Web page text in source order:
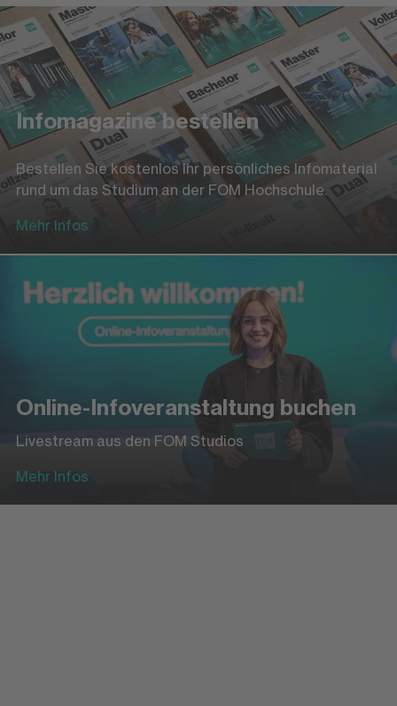
Infomagazine bestellen
Bestellen Sie kostenlos Ihr persönliches Infomaterial
rund um das Studium an der FOM Hochschule.
Mehr Infos
Online-Infoveranstaltung buchen
Livestream aus den FOM Studios
Mehr Infos